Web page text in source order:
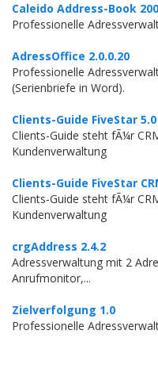
Caleido Address-Book
Professionelle
AdressOffice 2.0.0.20
Professionelle
(Serienbriefe in Word).
Clients-Guide FiveStar 5.0
Clients-Guide steht fÃ¼r
Kundenverwaltung
Clients-Guide FiveStar
Clients-Guide steht fÃ¼r
Kundenverwaltung
crgAddress 2.4.2
Adressverwaltung mit 2
Anrufmonitor,...
Zielverfolgung 1.0
Professionelle